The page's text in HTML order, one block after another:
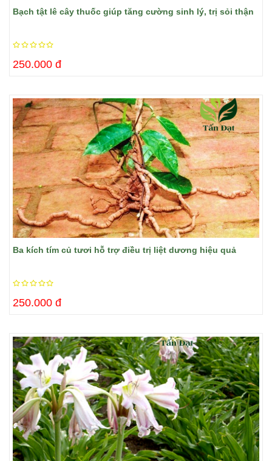
Bạch tật lê cây thuốc giúp tăng cường sinh lý, trị sỏi thận
250.000 đ
Ba kích tím củ tươi hỗ trợ điều trị liệt dương hiệu quả
250.000 đ